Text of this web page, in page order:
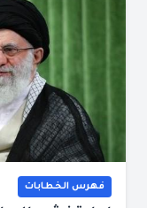
فهرس الخطابات